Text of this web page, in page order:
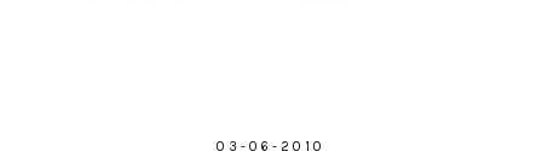
03-06-2010